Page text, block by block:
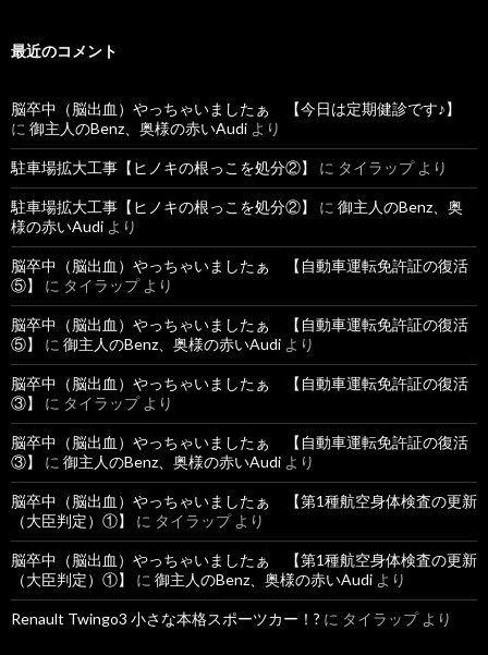
最近のコメント
脳卒中（脳出血）やっちゃいましたぁ 【今日は定期健診です♪】
に 御主人のBenz、奥様の赤いAudi より
駐車場拡大工事【ヒノキの根っこを処分②】 に タイラップより
駐車場拡大工事【ヒノキの根っこを処分②】 に 御主人のBenz、奥
様の赤いAudi より
脳卒中（脳出血）やっちゃいましたぁ 【自動車運転免許証の復活
⑤】
に タイラップより
脳卒中（脳出血）やっちゃいましたぁ 【自動車運転免許証の復活
⑤】
に 御主人のBenz、奥様の赤いAudi より
脳卒中（脳出血）やっちゃいましたぁ 【自動車運転免許証の復活
③】
に タイラップより
脳卒中（脳出血）やっちゃいましたぁ 【自動車運転免許証の復活
③】
に 御主人のBenz、奥様の赤いAudi より
脳卒中（脳出血）やっちゃいましたぁ 【第1種航空身体検査の更新
（大臣判定）①】
に タイラップより
脳卒中（脳出血）やっちゃいましたぁ 【第1種航空身体検査の更新
（大臣判定）①】
に 御主人のBenz、奥様の赤いAudi より
Renault Twingo3 小さな本格スポーツカー！? に タイラップより